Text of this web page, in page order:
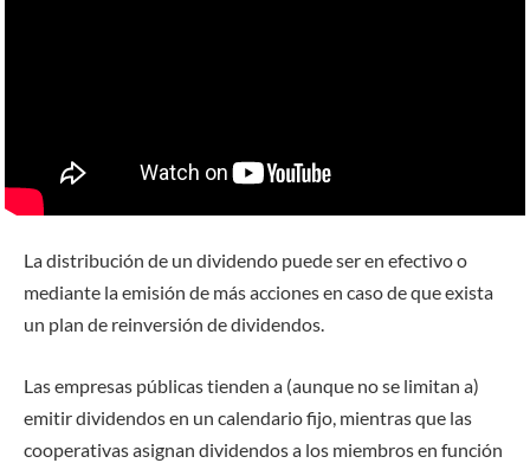
La distribución de un dividendo puede ser en efectivo o
mediante la emisión de más acciones en caso de que exista
un plan de reinversión de dividendos.
Las empresas públicas tienden a (aunque no se limitan a)
emitir dividendos en un calendario fijo, mientras que las
cooperativas asignan dividendos a los miembros en función